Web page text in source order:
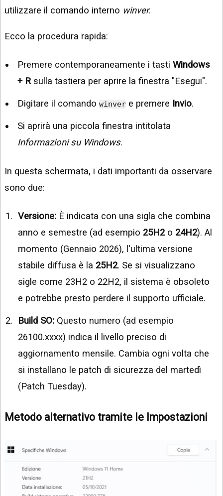
utilizzare il comando interno winver.
Ecco la procedura rapida:
Premere contemporaneamente i tasti Windows
+ Rsulla tastiera per aprire la finestra "Esegui".
Digitare il comando winver e premere Invio.
Si aprirà una piccola finestra intitolata
Informazioni su Windows.
In questa schermata, i dati importanti da osservare
sono due:
Versione: È indicata con una sigla che combina
anno e semestre (ad esempio 25H2o 24H2). Al
momento (Gennaio 2026), l'ultima versione
stabile diffusa è la 25H2. Se si visualizzano
sigle come 23H2 o 22H2, il sistema è obsoleto
e potrebbe presto perdere il supporto ufficiale.
Build SO: Questo numero (ad esempio
26100.xxxx) indica il livello preciso di
aggiornamento mensile. Cambia ogni volta che
si installano le patch di sicurezza del martedì
(Patch Tuesday).
Metodo alternativo tramite le Impostazioni